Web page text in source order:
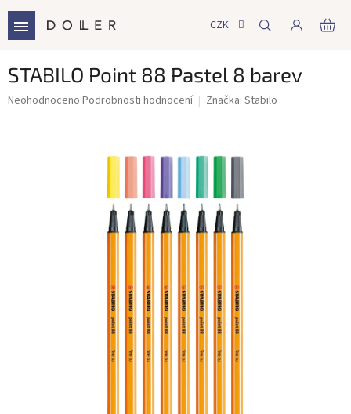
obsah
CZK
STABILO Point 88 Pastel 8 barev
Průměrné
Neohodnoceno Podrobnosti hodnocení Značka: Stabilo